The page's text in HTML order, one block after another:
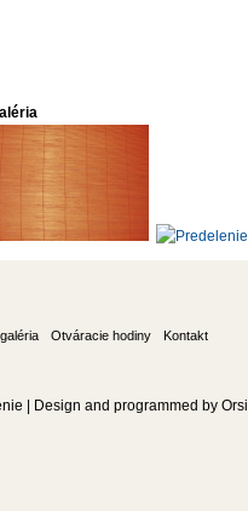
Otváracie hodiny Kontakt
| Design and programmed by